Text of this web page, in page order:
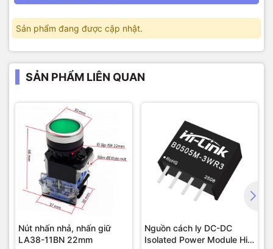
Sản phẩm đang được cập nhật.
SẢN PHẨM LIÊN QUAN
Nút nhấn nhả, nhấn giữ
LA38-11BN 22mm
Nguồn cách ly DC-DC
Isolated Power Module Hi-